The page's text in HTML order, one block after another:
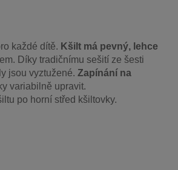
každé dítě. Kšilt má pevný, lehce
Díky tradičnímu sešití ze šesti
jsou vyztužené. Zapínání na
variabilně upravit.
po horní střed kšiltovky.